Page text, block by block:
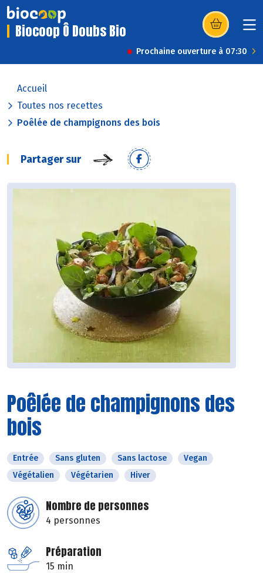
Biocoop Ô Doubs Bio (s’ouvre dans
Prochaine ouverture à 07:30
Accueil
Toutes nos recettes
Poêlée de champignons des bois
Partager sur
Poêlée de champignons des
bois
Entrée Sans gluten Sans lactose
Vegan
Végétalien
Végétarien Hiver
Nombre de personnes
4 personnes
Préparation
15 min